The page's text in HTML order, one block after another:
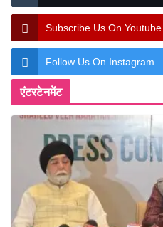
Subscribe Us On Youtube
Follow Us On Instagram
एंटरटेनमेंट